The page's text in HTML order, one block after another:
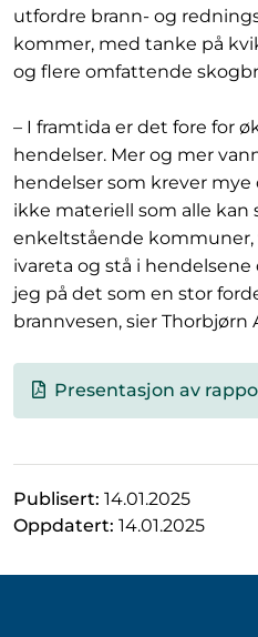
utfordre brann- og
kommer, med tanke på
og flere omfattende
– I framtida er det fore for
hendelser. Mer og mer
hendelser som krever
ikke materiell som alle kan
enkeltstående kommuner,
ivareta og stå i
jeg på det som en stor
brannvesen, sier Thorbjørn
Presentasjon av
Publisert: 14.01.2025
Oppdatert: 14.01.2025